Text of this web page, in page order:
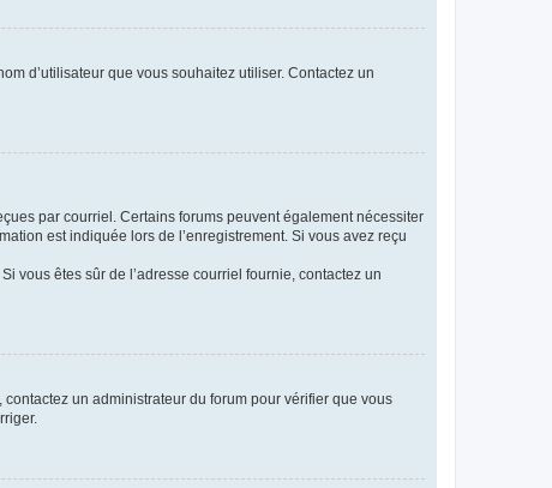
d’utilisateur que vous souhaitez utiliser. Contactez un
par courriel. Certains forums peuvent également nécessiter
est indiquée lors de l’enregistrement. Si vous avez reçu
vous êtes sûr de l’adresse courriel fournie, contactez un
un administrateur du forum pour vérifier que vous